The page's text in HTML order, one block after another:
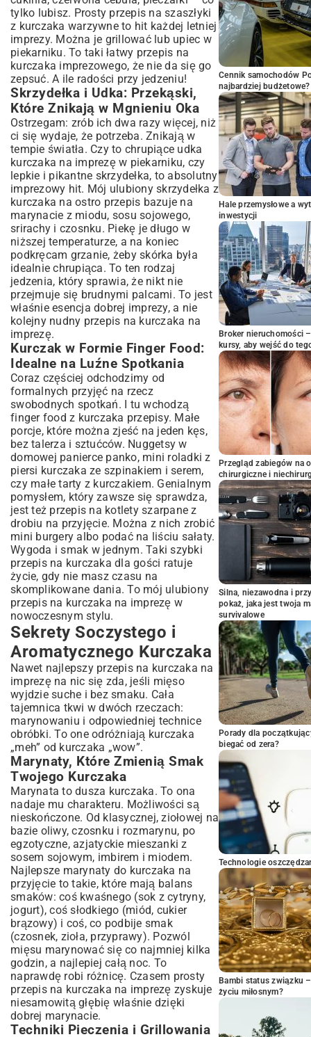
tylko lubisz. Prosty przepis na szaszłyki
z kurczaka warzywne to hit każdej letniej
imprezy. Można je grillować lub upiec w
piekarniku. To taki łatwy przepis na
kurczaka imprezowego, że nie da się go
zepsuć. A ile radości przy jedzeniu!
Skrzydełka i Udka: Przekąski,
Które Znikają w Mgnieniu Oka
Ostrzegam: zrób ich dwa razy więcej, niż
ci się wydaje, że potrzeba. Znikają w
tempie światła. Czy to chrupiące udka
kurczaka na imprezę w piekarniku, czy
lepkie i pikantne skrzydełka, to absolutny
imprezowy hit. Mój ulubiony skrzydełka z
kurczaka na ostro przepis bazuje na
marynacie z miodu, sosu sojowego,
srirachy i czosnku. Piekę je długo w
niższej temperaturze, a na koniec
podkręcam grzanie, żeby skórka była
idealnie chrupiąca. To ten rodzaj
jedzenia, który sprawia, że nikt nie
przejmuje się brudnymi palcami. To jest
właśnie esencja dobrej imprezy, a nie
kolejny nudny przepis na kurczaka na
imprezę.
Kurczak w Formie Finger Food:
Idealne na Luźne Spotkania
Coraz częściej odchodzimy od
formalnych przyjęć na rzecz
swobodnych spotkań. I tu wchodzą
finger food z kurczaka przepisy. Małe
porcje, które można zjeść na jeden kęs,
bez talerza i sztućców. Nuggetsy w
domowej panierce panko, mini roladki z
piersi kurczaka ze szpinakiem i serem,
czy małe tarty z kurczakiem. Genialnym
pomysłem, który zawsze się sprawdza,
jest też przepis na kotlety szarpane z
drobiu na przyjęcie. Można z nich zrobić
mini burgery albo podać na liściu sałaty.
Wygoda i smak w jednym. Taki szybki
przepis na kurczaka dla gości ratuje
życie, gdy nie masz czasu na
skomplikowane dania. To mój ulubiony
przepis na kurczaka na imprezę w
nowoczesnym stylu.
Sekrety Soczystego i
Aromatycznego Kurczaka
Nawet najlepszy przepis na kurczaka na
imprezę na nic się zda, jeśli mięso
wyjdzie suche i bez smaku. Cała
tajemnica tkwi w dwóch rzeczach:
marynowaniu i odpowiedniej technice
obróbki. To one odróżniają kurczaka
„meh” od kurczaka „wow”.
Marynaty, Które Zmienią Smak
Twojego Kurczaka
Marynata to dusza kurczaka. To ona
nadaje mu charakteru. Możliwości są
nieskończone. Od klasycznej, ziołowej na
bazie oliwy, czosnku i rozmarynu, po
egzotyczne, azjatyckie mieszanki z
sosem sojowym, imbirem i miodem.
Najlepsze marynaty do kurczaka na
przyjęcie to takie, które mają balans
smaków: coś kwaśnego (sok z cytryny,
jogurt), coś słodkiego (miód, cukier
brązowy) i coś, co podbije smak
(czosnek, zioła, przyprawy). Pozwól
mięsu marynować się co najmniej kilka
godzin, a najlepiej całą noc. To
naprawdę robi różnicę. Czasem prosty
przepis na kurczaka na imprezę zyskuje
niesamowitą głębię właśnie dzięki
dobrej marynacie.
Techniki Pieczenia i Grillowania
Cennik samochodów
najbardziej budżetowe?
Hale przemysłowe a
inwestycji
Broker nieruchomości
kursy, aby wejść do
Przegląd zabiegów na
chirurgiczne i
Silna, niezawodna i
pokaż, jaka jest twoja
survivalowe
Porady dla
biegać od zera?
Technologie
Bambi status związku
życiu miłosnym?